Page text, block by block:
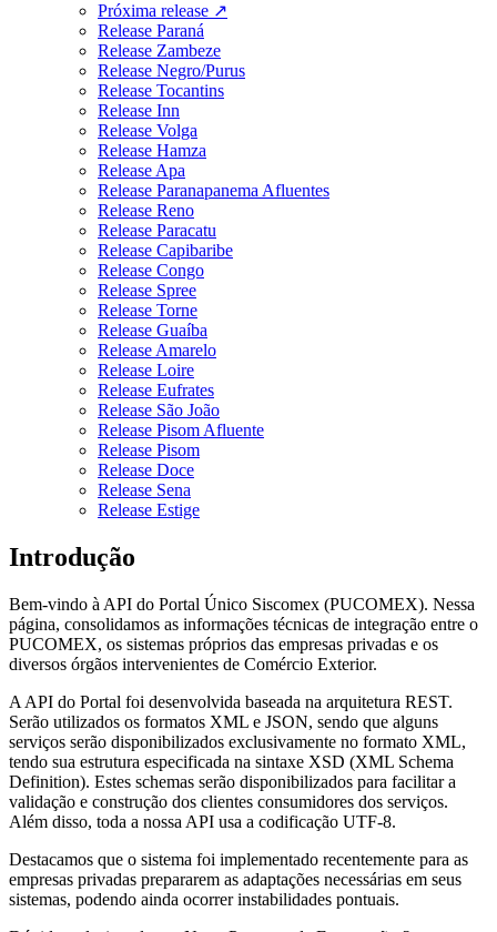
Próxima release ↗
Release Paraná
Release Zambeze
Release Negro/Purus
Release Tocantins
Release Inn
Release Volga
Release Hamza
Release Apa
Release Paranapanema Afluentes
Release Reno
Release Paracatu
Release Capibaribe
Release Congo
Release Spree
Release Torne
Release Guaíba
Release Amarelo
Release Loire
Release Eufrates
Release São João
Release Pisom Afluente
Release Pisom
Release Doce
Release Sena
Release Estige
Introdução
Bem-vindo à API do Portal Único Siscomex (PUCOMEX). Nessa
página, consolidamos as informações técnicas de integração entre o
PUCOMEX, os sistemas próprios das empresas privadas e os
diversos órgãos intervenientes de Comércio Exterior.
A API do Portal foi desenvolvida baseada na arquitetura REST.
Serão utilizados os formatos XML e JSON, sendo que alguns
serviços serão disponibilizados exclusivamente no formato XML,
tendo sua estrutura especificada na sintaxe XSD (XML Schema
Definition). Estes schemas serão disponibilizados para facilitar a
validação e construção dos clientes consumidores dos serviços.
Além disso, toda a nossa API usa a codificação UTF-8.
Destacamos que o sistema foi implementado recentemente para as
empresas privadas prepararem as adaptações necessárias em seus
sistemas, podendo ainda ocorrer instabilidades pontuais.